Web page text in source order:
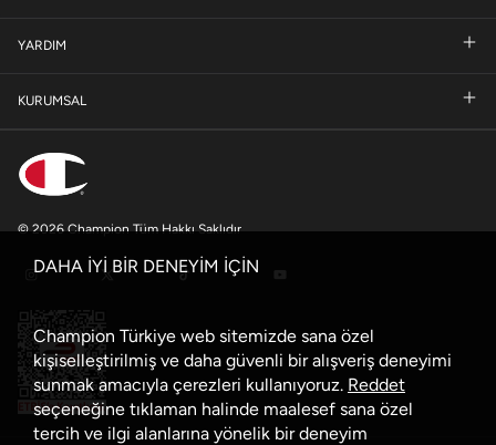
YARDIM
KURUMSAL
© 2026 Champion Tüm Hakkı Saklıdır
DAHA İYİ BİR DENEYİM İÇİN
Champion Türkiye web sitemizde sana özel
kişiselleştirilmiş ve daha güvenli bir alışveriş deneyimi
sunmak amacıyla çerezleri kullanıyoruz. Reddet
seçeneğine tıklaman halinde maalesef sana özel
tercih ve ilgi alanlarına yönelik bir deneyim